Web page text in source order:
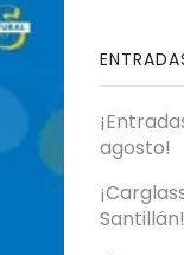
agosto!
Santillán!